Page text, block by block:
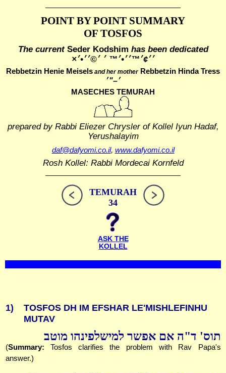
POINT BY POINT SUMMARY
OF TOSFOS
The currentSeder Kodshim has been dedicated
׳׳¢׳™׳׳•׳™ ׳ ׳©׳׳•׳×
Rebbetzin Henie Meisels and her motherRebbetzin Hinda Tress
MASECHES TEMURAH
prepared by Rabbi Eliezer Chrysler of Kollel Iyun Hadaf,
Yerushalayim
daf@dafyomi.co.il, www.dafyomi.co.il
Rosh Kollel: Rabbi Mordecai Kornfeld
TEMURAH
34
ASK THE
KOLLEL
1)
TOSFOS DH IM EFSHAR LE'MISHLEFINHU
MUTAV
תוס' ד"ה אם אפשר למישלפינהו מוטב
(Summary: Tosfos clarifies the problem with Rav Papa's
answer.)